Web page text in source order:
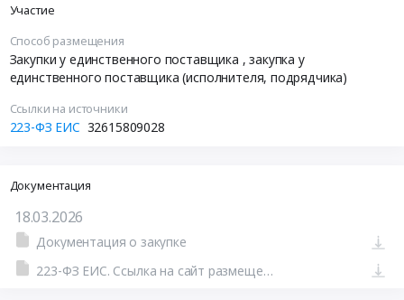
Участие
Способ размещения
Закупки у единственного поставщика , закупка у
единственного поставщика (исполнителя, подрядчика)
Ссылки на источники
223-ФЗ ЕИС 32615809028
Документация
18.03.2026
Документация о закупке
223-ФЗ ЕИС. Ссылка на сайт размещения тендера #110333024124.doc